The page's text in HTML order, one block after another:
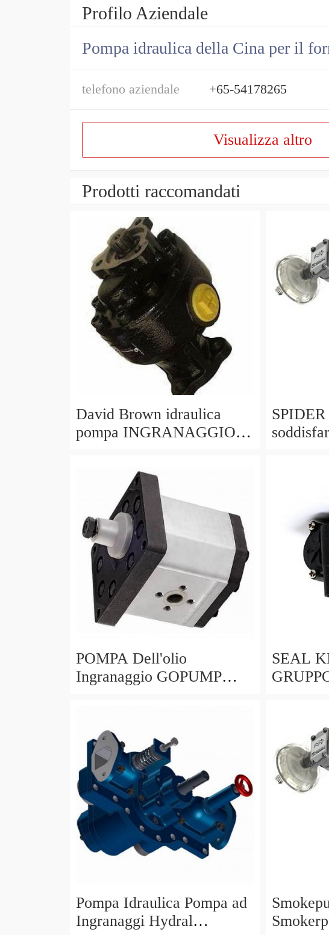
Profilo Aziendale
Pompa idraulica della Cina per il
telefono aziendale +65-54178265
Visualizza altro
Prodotti raccomandati
David Brown idraulica
pompa INGRANAGGIO-
POMPA Dell'olio
Ingranaggio GOPUMP
SEAL
Pompa Idraulica Pompa ad
Ingranaggi Hydral